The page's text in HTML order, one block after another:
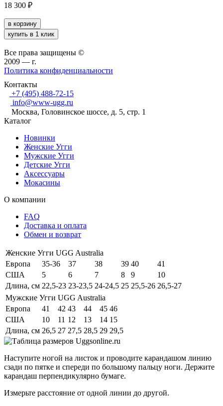
18 300 ₽
в корзину
купить в 1 клик
Все права защищены ©
2009 — г.
Политика конфиденциальности
Контакты
+7 (495) 488-72-15
info@www-ugg.ru
Москва, Головинское шоссе, д. 5, стр. 1
Каталог
Новинки
Женские Угги
Мужские Угги
Детские Угги
Аксессуары
Мокасины
О компании
FAQ
Доставка и оплата
Обмен и возврат
Женские Угги UGG Australia
Европа
35-36 37 38 39 40
41
США
5 6 7 8 9
10
Длина, см 22,5-23 23-23,5 24-24,5 25 25,5-26 26,5-27
Мужские Угги UGG Australia
Европа
41 42 43 44 45 46
США
10 11 12 13 14 15
Длина, см 26,5 27 27,5 28,5 29 29,5
Наступите ногой на листок и проводите карандашом линию
сзади по пятке и спереди по большому пальцу ноги. Держите
карандаш перпендикулярно бумаге.
Измерьте расстояние от одной линии до другой.